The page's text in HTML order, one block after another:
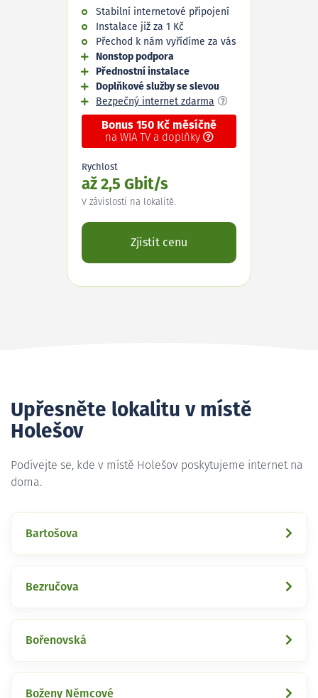
Stabilní internetové připojení
Instalace již za 1 Kč
Přechod k nám vyřídíme za vás
Nonstop podpora
Přednostní instalace
Doplňkové služby se slevou
Bezpečný internet zdarma
Bonus 150 Kč měsíčně
na WIA TV a doplňky
Rychlost
až 2,5 Gbit/s
V závislosti na lokalitě.
Zjistit cenu
Upřesněte lokalitu v místě
Holešov
Podívejte se, kde v místě Holešov poskytujeme internet na
doma.
Bartošova
Bezručova
Bořenovská
Boženy Němcové